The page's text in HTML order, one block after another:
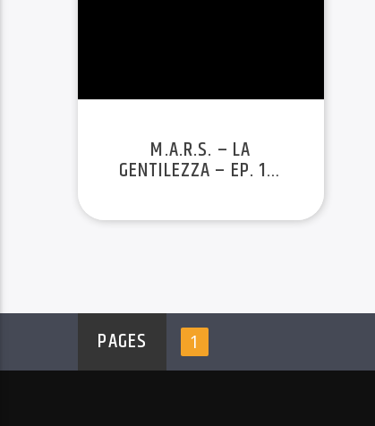
M.A.R.S. – LA
GENTILEZZA – EP. 1 –
PAGES 1